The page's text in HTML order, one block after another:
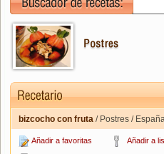
bizcocho con fruta / Postres /
Añadir a favoritas Añadir a